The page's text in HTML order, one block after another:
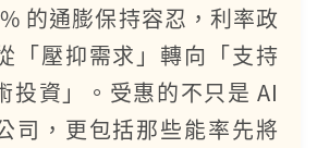
的通膨保持容忍，利率政
「壓抑需求」轉向「支持
投資」。受惠的不只是 AI
司，更包括那些能率先將